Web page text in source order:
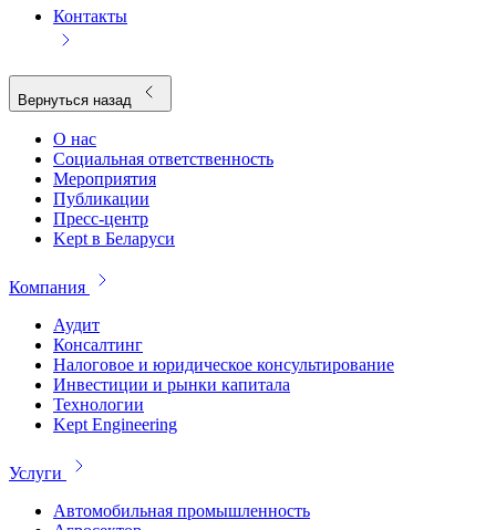
Контакты
Вернуться назад
О нас
Социальная ответственность
Мероприятия
Публикации
Пресс-центр
Kept в Беларуси
Компания
Аудит
Консалтинг
Налоговое и юридическое консультирование
Инвестиции и рынки капитала
Технологии
Kept Engineering
Услуги
Автомобильная промышленность